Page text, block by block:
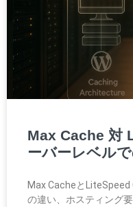
Max Cache 対
ーバーレベル
Max Cacheと
の違い、ホスティング